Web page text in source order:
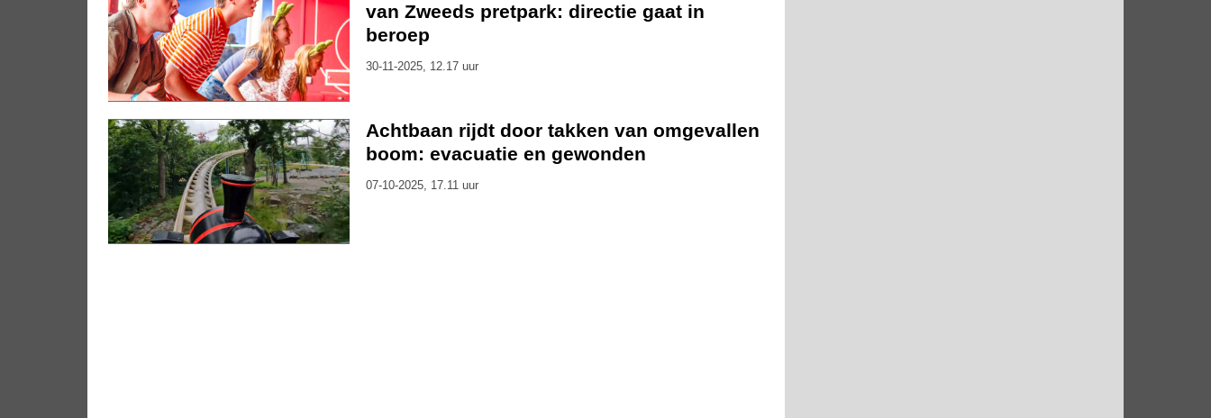
van Zweeds pretpark: directie gaat in
beroep
30-11-2025, 12.17 uur
Achtbaan rijdt door takken van omgevallen
boom: evacuatie en gewonden
07-10-2025, 17.11 uur